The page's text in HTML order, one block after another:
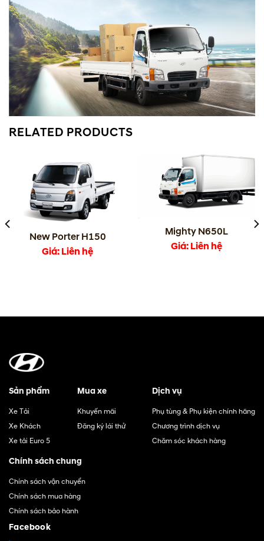
RELATED PRODUCTS
New Porter H150
Giá: Liên hệ
Mighty N650L
Giá: Liên hệ
Sản phẩm
Xe Tải
Xe Khách
Xe tải Euro 5
Mua xe
Khuyến mãi
Đăng ký lái thử
Dịch vụ
Phụ tùng & Phụ kiện chính hãng
Chương trình dịch vụ
Chăm sóc khách hàng
Chính sách chung
Chính sách vận chuyển
Chính sách mua hàng
Chính sách bảo hành
Facebook